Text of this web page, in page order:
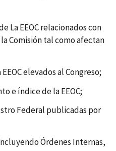
La EEOC relacionados con
Comisión tal como afectan
elevados al Congreso;
e índice de la EEOC;
Federal publicadas por
Órdenes Internas,